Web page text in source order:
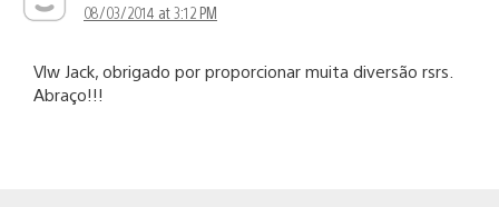
08/03/2014 at 3:12 PM
Vlw Jack, obrigado por proporcionar muita diversão rsrs.
Abraço!!!